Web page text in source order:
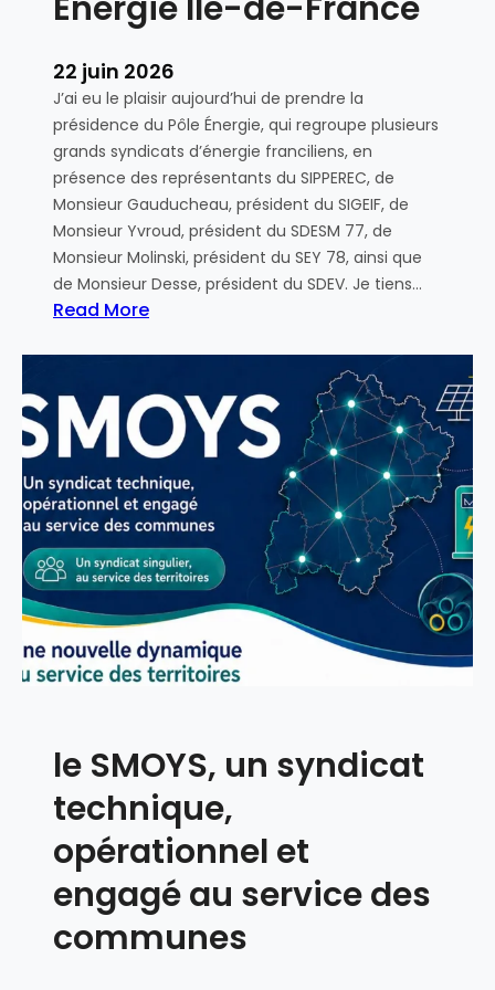
M
O
Y
S
d
u
2
2
j
a
v
e
r
2
0
2
4
–
C
l
i
q
z
i
c
Energie Ile-de-France
22 juin 2026
J’ai eu le plaisir aujourd’hui de prendre la
présidence du Pôle Énergie, qui regroupe plusieurs
grands syndicats d’énergie franciliens, en
présence des représentants du SIPPEREC, de
Monsieur Gauducheau, président du SIGEIF, de
Monsieur Yvroud, président du SDESM 77, de
Monsieur Molinski, président du SEY 78, ainsi que
de Monsieur Desse, président du SDEV. Je tiens…
Read More
P
r
é
s
d
e
n
c
d
u
P
e
e
r
g
i
e
le SMOYS, un syndicat
technique,
opérationnel et
engagé au service des
communes